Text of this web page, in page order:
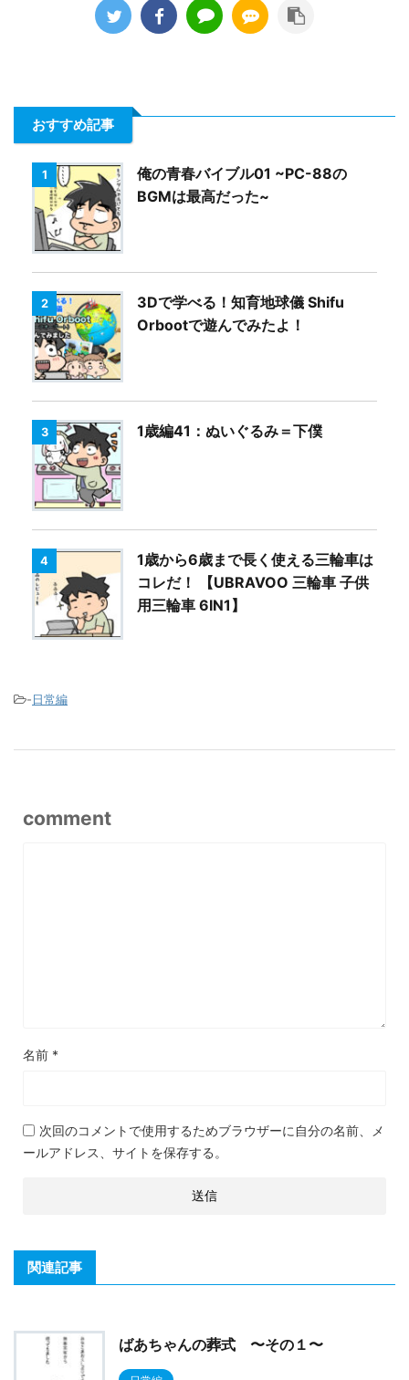
おすすめ記事
1
俺の青春バイブル01 ~PC-88の
BGMは最高だった~
2
3Dで学べる！知育地球儀 Shifu
Orbootで遊んでみたよ！
3 1歳編41：ぬいぐるみ＝下僕
4
1歳から6歳まで長く使える三輪車は
コレだ！ 【UBRAVOO 三輪車 子供
用三輪車 6IN1】
-日常編
comment
名前 *
次回のコメントで使用するためブラウザーに自分の名前、メ
ールアドレス、サイトを保存する。
関連記事
ばあちゃんの葬式 〜その１〜